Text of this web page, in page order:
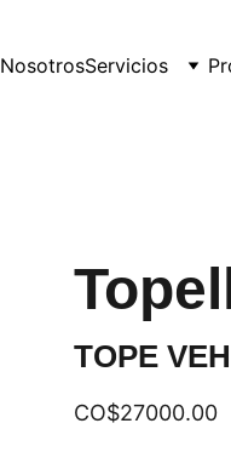
NosotrosServicios
TOPE
CO$27000.00